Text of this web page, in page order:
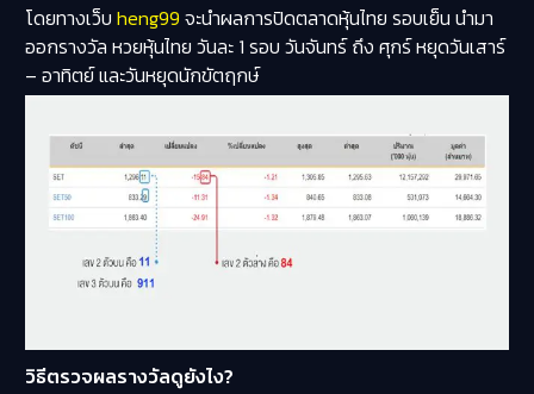
โดยทางเว็บ heng99 จะนำผลการปิดตลาดหุ้นไทย รอบเย็น นำมา
ออกรางวัล หวยหุ้นไทย วันละ 1 รอบ วันจันทร์ ถึง ศุกร์ หยุดวันเสาร์
– อาทิตย์ และวันหยุดนักขัตฤกษ์
วิธีตรวจผลรางวัลดูยังไง?